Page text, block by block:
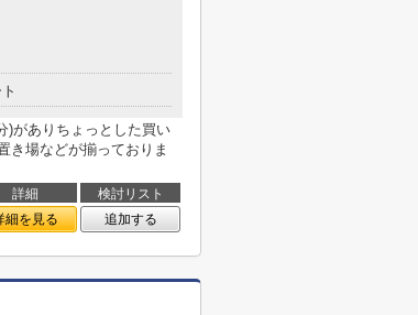
)がありちょっとした買い
き場などが揃っておりま
詳細
検討リスト
細を見る 追加する